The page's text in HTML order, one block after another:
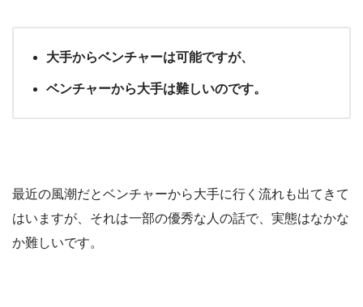
大手からベンチャーは可能ですが、
ベンチャーから大手は難しいのです。
最近の風潮だとベンチャーから大手に行く流れも出てきて
はいますが、それは一部の優秀な人の話で、実態はなかな
か難しいです。